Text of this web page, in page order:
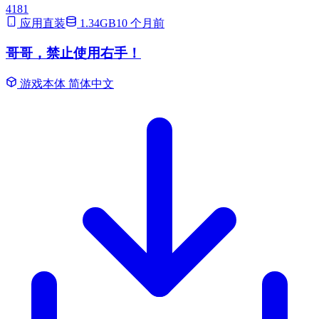
4181
应用直装
1.34GB10 个月前
哥哥，禁止使用右手！
游戏本体 简体中文